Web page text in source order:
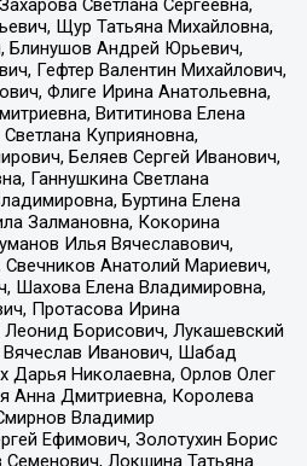
Светлана Сергеевна,
Щур Татьяна Михайловна,
Блинушов Андрей Юрьевич,
Гефтер Валентин Михайлович,
Флиге Ирина Анатольевна,
Вититинова Елена
Куприяновна,
Беляев Сергей Иванович,
Ганнушкина Светлана
Буртина Елена
Залмановна, Кокорина
Илья Вячеславович,
Анатолий Мариевич,
Шахова Елена Владимировна,
Протасова Ирина
Леонид Борисович, Лукашевский
Иванович, Шабад
Дарья Николаевна, Орлов Олег
Анна Дмитриевна, Королева
Владимир
Ефимович, Золотухин Борис
Локшина Татьяна